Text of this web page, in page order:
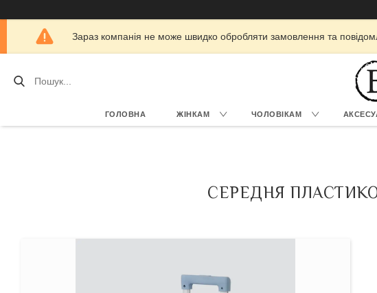
Зараз компанія не може швидко обробляти замовлення та
ГОЛОВНА ЖІНКАМ ЧОЛОВІКАМ
СЕРЕДНЯ